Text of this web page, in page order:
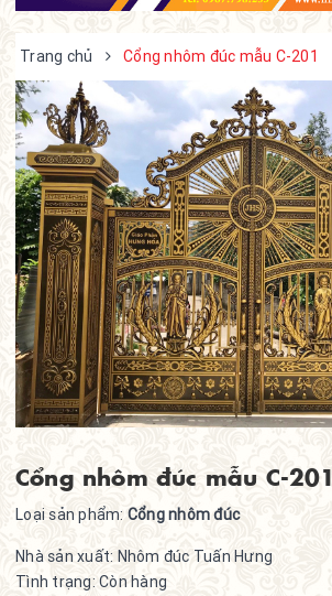
Trang chủ Cổng nhôm đúc mẫu C-201
Cổng nhôm đúc mẫu C-201
Loại sản phẩm: Cổng nhôm đúc
Nhà sản xuất: Nhôm đúc Tuấn Hưng
Tình trạng: Còn hàng